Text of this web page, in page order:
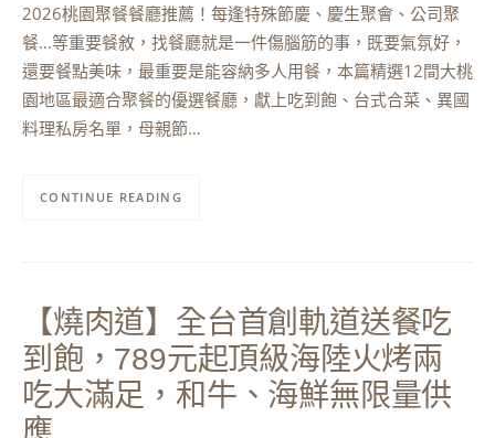
2026桃園聚餐餐廳推薦！每逢特殊節慶、慶生聚會、公司聚
餐…等重要餐敘，找餐廳就是一件傷腦筋的事，既要氣氛好，
還要餐點美味，最重要是能容納多人用餐，本篇精選12間大桃
園地區最適合聚餐的優選餐廳，獻上吃到飽、台式合菜、異國
料理私房名單，母親節…
CONTINUE READING
【燒肉道】全台首創軌道送餐吃
到飽，789元起頂級海陸火烤兩
吃大滿足，和牛、海鮮無限量供